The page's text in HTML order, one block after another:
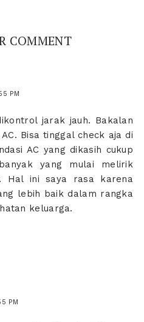
COMMENT
PM
jarak jauh. Bakalan
Bisa tinggal check aja di
AC yang dikasih cukup
yang mulai melirik
Hal ini saya rasa karena
lebih baik dalam rangka
keluarga.
PM